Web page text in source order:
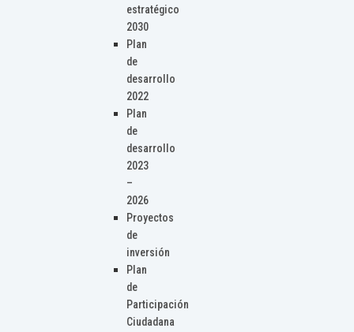
estratégico
2030
Plan
de
desarrollo
2022
Plan
de
desarrollo
2023
–
2026
Proyectos
de
inversión
Plan
de
Participación
Ciudadana